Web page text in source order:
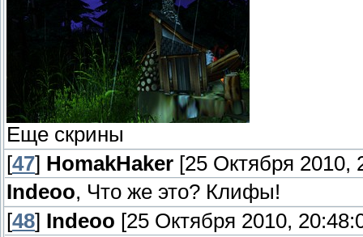
Еще скрины
[47] HomakHaker [25 Октября 2010,
Indeoo, Что же это? Клифы!
[48] Indeoo [25 Октября 2010,